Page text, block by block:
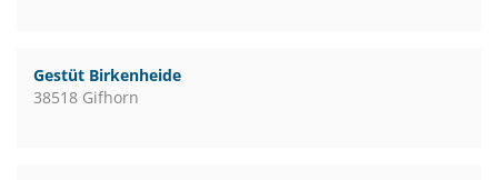
Gestüt Birkenheide
38518 Gifhorn